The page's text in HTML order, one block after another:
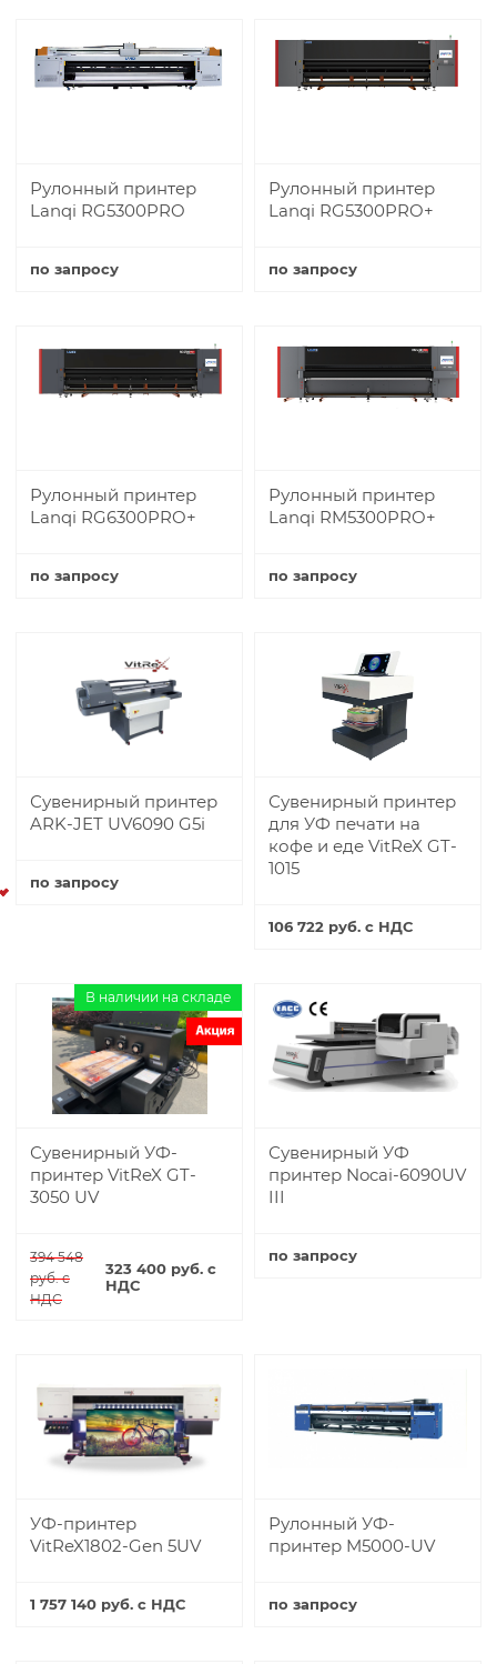
Рулонный принтер
Lanqi RG5300PRO
по запросу
Рулонный принтер
Lanqi RG5300PRO+
по запросу
Рулонный принтер
Lanqi RG6300PRO+
по запросу
Рулонный принтер
Lanqi RM5300PRO+
по запросу
Сувенирный принтер
ARK-JET UV6090 G5i
по запросу
Сувенирный принтер
для УФ печати на
кофе и еде VitReX GT-
1015
106 722 руб. с НДС
В наличии на складе
Сувенирный УФ-
принтер VitReX GT-
3050 UV
394 548
руб. с
НДС
323 400 руб. с
НДС
Сувенирный УФ
принтер Nocai-6090UV
III
по запросу
УФ-принтер
VitReX1802-Gen 5UV
1 757 140 руб. с НДС
Рулонный УФ-
принтер M5000-UV
по запросу